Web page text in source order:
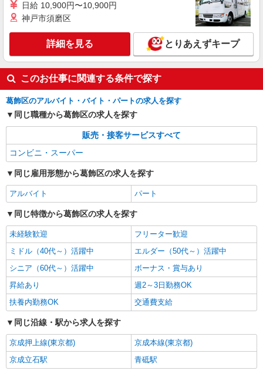
日給 10,900円〜10,900円
神戸市須磨区
詳細を見る とりあえずキープ
このお仕事に関連する条件で探す
葛飾区のアルバイト・バイト・パートの求人を探す
同じ職種から葛飾区の求人を探す
販売・接客サービスすべて
コンビニ・スーパー
同じ雇用形態から葛飾区の求人を探す
アルバイト パート
同じ特徴から葛飾区の求人を探す
未経験歓迎
フリーター歓迎
ミドル（40代～）活躍中
エルダー（50代～）活躍中
シニア（60代～）活躍中
ボーナス・賞与あり
昇給あり
週2～3日勤務OK
扶養内勤務OK
交通費支給
同じ沿線・駅から求人を探す
京成押上線(東京都)
京成本線(東京都)
京成立石駅
青砥駅